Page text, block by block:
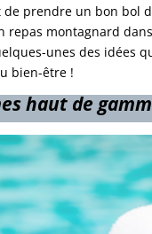
prendre un bon bol
repas montagnard
unes des idées
bien-être !
haut de